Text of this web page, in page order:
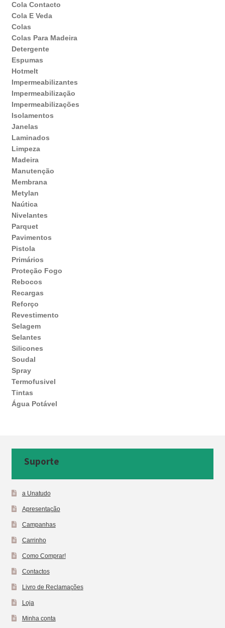
Cola Contacto
Cola E Veda
Colas
Colas Para Madeira
Detergente
Espumas
Hotmelt
Impermeabilizantes
Impermeabilização
Impermeabilizações
Isolamentos
Janelas
Laminados
Limpeza
Madeira
Manutenção
Membrana
Metylan
Naútica
Nivelantes
Parquet
Pavimentos
Pistola
Primários
Proteção Fogo
Rebocos
Recargas
Reforço
Revestimento
Selagem
Selantes
Silicones
Soudal
Spray
Termofusivel
Tintas
Água Potável
Suporte
a Unatudo
Apresentação
Campanhas
Carrinho
Como Comprar!
Contactos
Livro de Reclamações
Loja
Minha conta